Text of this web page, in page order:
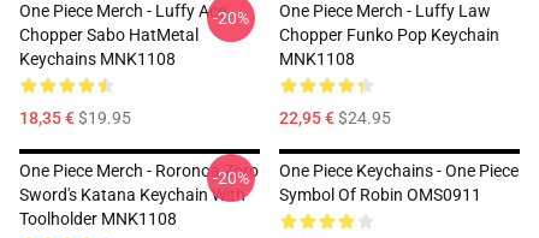
One Piece Merch - Luffy Ace
Chopper Sabo HatMetal
Keychains MNK1108
18,35 €$19.95
-20%
One Piece Merch - Luffy Law
Chopper Funko Pop Keychain
MNK1108
22,95 €$24.95
One Piece Merch - Roronoa Zoro
Sword's Katana Keychain With
Toolholder MNK1108
-20%
One Piece Keychains - One Piece
Symbol Of Robin OMS0911